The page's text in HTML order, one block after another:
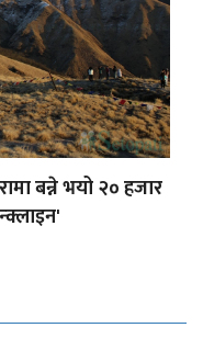
बन्ने भयो २० हजार